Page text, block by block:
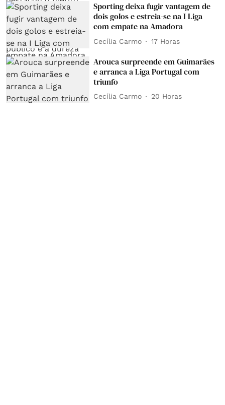
Sporting deixa fugir vantagem de
dois golos e estreia-se na I Liga
com empate na Amadora
Cecília Carmo 17 Horas
Arouca surpreende em Guimarães
e arranca a Liga Portugal com
triunfo
Cecília Carmo 20 Horas